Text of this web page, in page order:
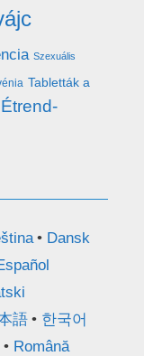
Szexuális
Tabletták a
Étrend-
Dansk
語
한국어
Română